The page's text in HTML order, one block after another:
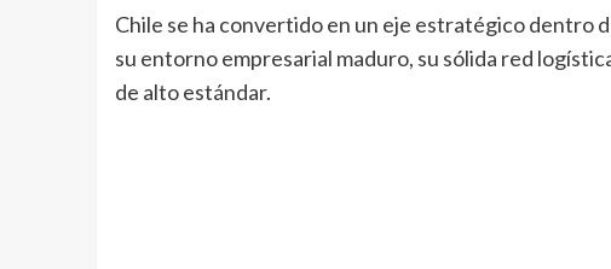
Chile se ha convertido en un eje estratégico dentro
su entorno empresarial maduro, su sólida red
de alto estándar.